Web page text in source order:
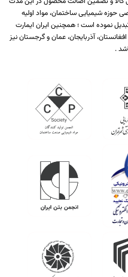
حوزه شیمیایی ساختمان، مواد اولیه
نموده است ؛ همچنین ایران ایمارت
آذربایجان، عمان و گرجستان نیز
.